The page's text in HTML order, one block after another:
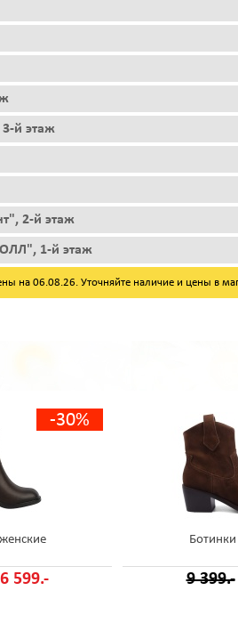
й этаж
2-й этаж
1-й этаж
на 06.08.26. Уточняйте наличие и цены в
-30%
6 599.- 9 399.-